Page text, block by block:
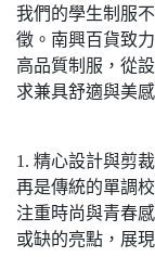
我們的學生制服
徵。南興百貨致
高品質制服，從
求兼具舒適與美感
1. 精心設計與剪
再是傳統的單調
注重時尚與青春
或缺的亮點，展